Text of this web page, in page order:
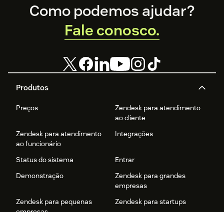
Footer
Produtos
Preços
Zendesk para atendimento
ao cliente
Zendesk para atendimento
ao funcionário
Integrações
Status do sistema
Entrar
Demonstração
Zendesk para grandes
empresas
Zendesk para pequenas
Zendesk para startups
Como podemos ajudar?
Fale conosco.